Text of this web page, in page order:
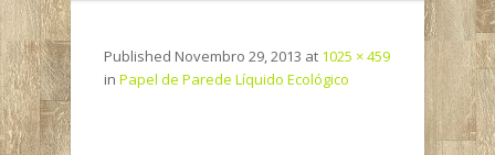
Published Novembro 29, 2013 at 1025 × 459
in Papel de Parede Líquido Ecológico